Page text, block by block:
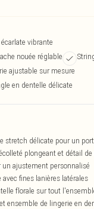
vibrante
nouée réglable
ajustable sur mesure
en dentelle délicate
stretch délicate pour un
plongeant et détail
un ajustement personnalisé
fines lanières latérales
florale sur tout
ensemble de lingerie en